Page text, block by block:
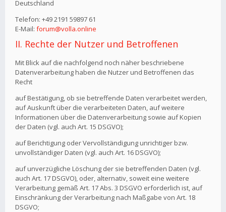
Deutschland
Telefon: +49 2191 59897 61
E-Mail: forum@volla.online
II. Rechte der Nutzer und Betroffenen
Mit Blick auf die nachfolgend noch näher beschriebene
Datenverarbeitung haben die Nutzer und Betroffenen das
Recht
auf Bestätigung, ob sie betreffende Daten verarbeitet werden,
auf Auskunft über die verarbeiteten Daten, auf weitere
Informationen über die Datenverarbeitung sowie auf Kopien
der Daten (vgl. auch Art. 15 DSGVO);
auf Berichtigung oder Vervollständigung unrichtiger bzw.
unvollständiger Daten (vgl. auch Art. 16 DSGVO);
auf unverzügliche Löschung der sie betreffenden Daten (vgl.
auch Art. 17 DSGVO), oder, alternativ, soweit eine weitere
Verarbeitung gemäß Art. 17 Abs. 3 DSGVO erforderlich ist, auf
Einschränkung der Verarbeitung nach Maßgabe von Art. 18
DSGVO;